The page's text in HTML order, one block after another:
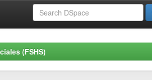
(FSHS)